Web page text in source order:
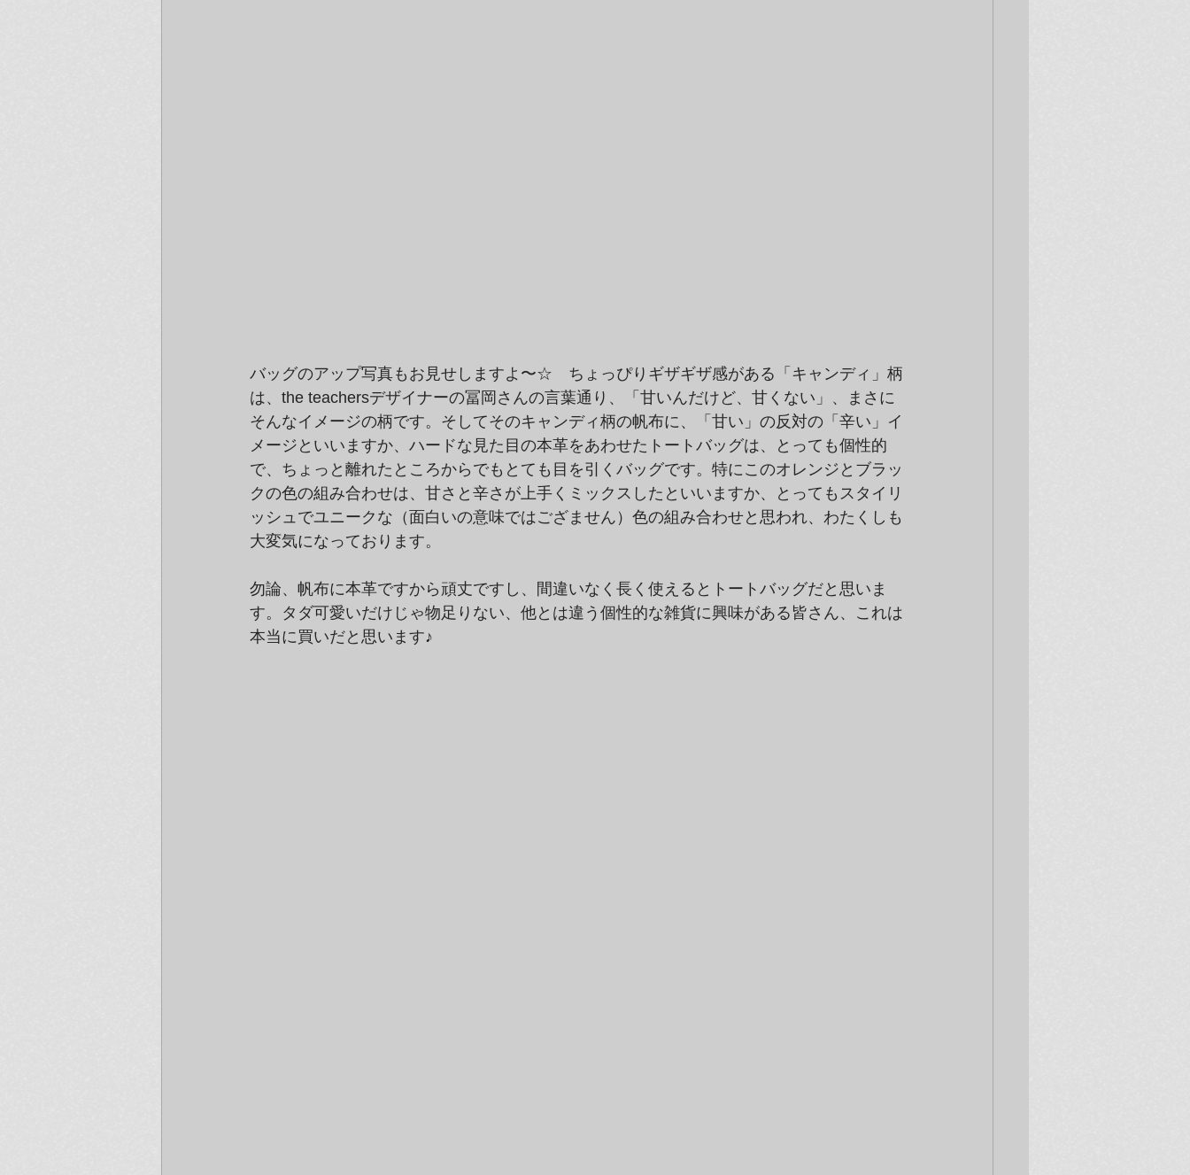
バッグのアップ写真もお見せしますよ〜☆　ちょっぴりギザギザ感がある「キャンディ」柄
は、the teachersデザイナーの冨岡さんの言葉通り、「甘いんだけど、甘くない」、まさに
そんなイメージの柄です。そしてそのキャンディ柄の帆布に、「甘い」の反対の「辛い」イ
メージといいますか、ハードな見た目の本革をあわせたトートバッグは、とっても個性的
で、ちょっと離れたところからでもとても目を引くバッグです。特にこのオレンジとブラッ
クの色の組み合わせは、甘さと辛さが上手くミックスしたといいますか、とってもスタイリ
ッシュでユニークな（面白いの意味ではござません）色の組み合わせと思われ、わたくしも
大変気になっております。
勿論、帆布に本革ですから頑丈ですし、間違いなく長く使えるとトートバッグだと思いま
す。タダ可愛いだけじゃ物足りない、他とは違う個性的な雑貨に興味がある皆さん、これは
本当に買いだと思います♪